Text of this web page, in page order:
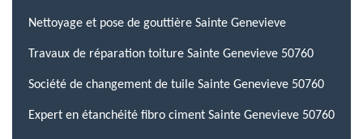
Nettoyage et pose de gouttière Sainte Genevieve
Travaux de réparation toiture Sainte Genevieve 50760
Société de changement de tuile Sainte Genevieve 50760
Expert en étanchéité fibro ciment Sainte Genevieve 50760